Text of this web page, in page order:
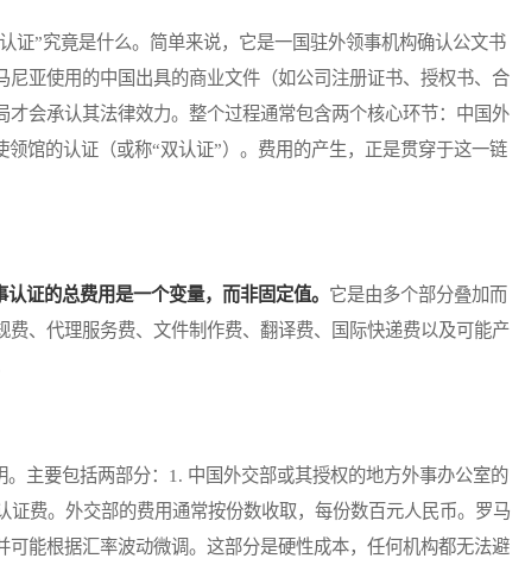
”究竟是什么。简单来说，它是一国驻外领事机构确认公文书
尼亚使用的中国出具的商业文件（如公司注册证书、授权书、合
才会承认其法律效力。整个过程通常包含两个核心环节：中国外
馆的认证（或称“双认证”）。费用的产生，正是贯穿于这一链
认证的总费用是一个变量，而非固定值。 它是由多个部分叠加而
、代理服务费、文件制作费、翻译费、国际快递费以及可能产
主要包括两部分：1. 中国外交部或其授权的地方外事办公室的
费。外交部的费用通常按份数收取，每份数百元人民币。罗马
能根据汇率波动微调。这部分是硬性成本，任何机构都无法避